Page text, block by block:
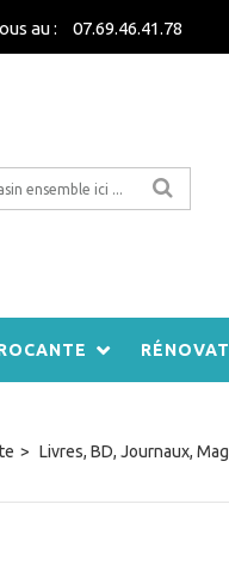
au : 07.69.46.41.78
> Livres, BD, Journaux,